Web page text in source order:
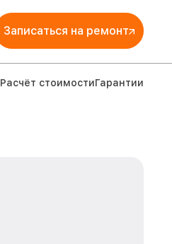
Записаться на ремонт
Расчёт стоимостиГарантии